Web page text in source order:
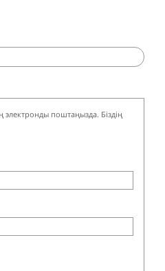
электронды поштаңызда. Біздің